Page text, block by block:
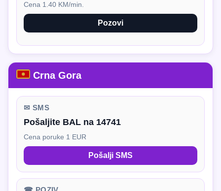
Cena 1.40 KM/min.
Pozovi
Crna Gora
✉ SMS
Pošaljite BAL na 14741
Cena poruke 1 EUR
Pošalji SMS